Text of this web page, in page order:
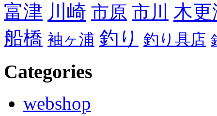
富津 川崎 市原 市川 木更
船橋 袖ヶ浦 釣り 釣り具店
Categories
webshop